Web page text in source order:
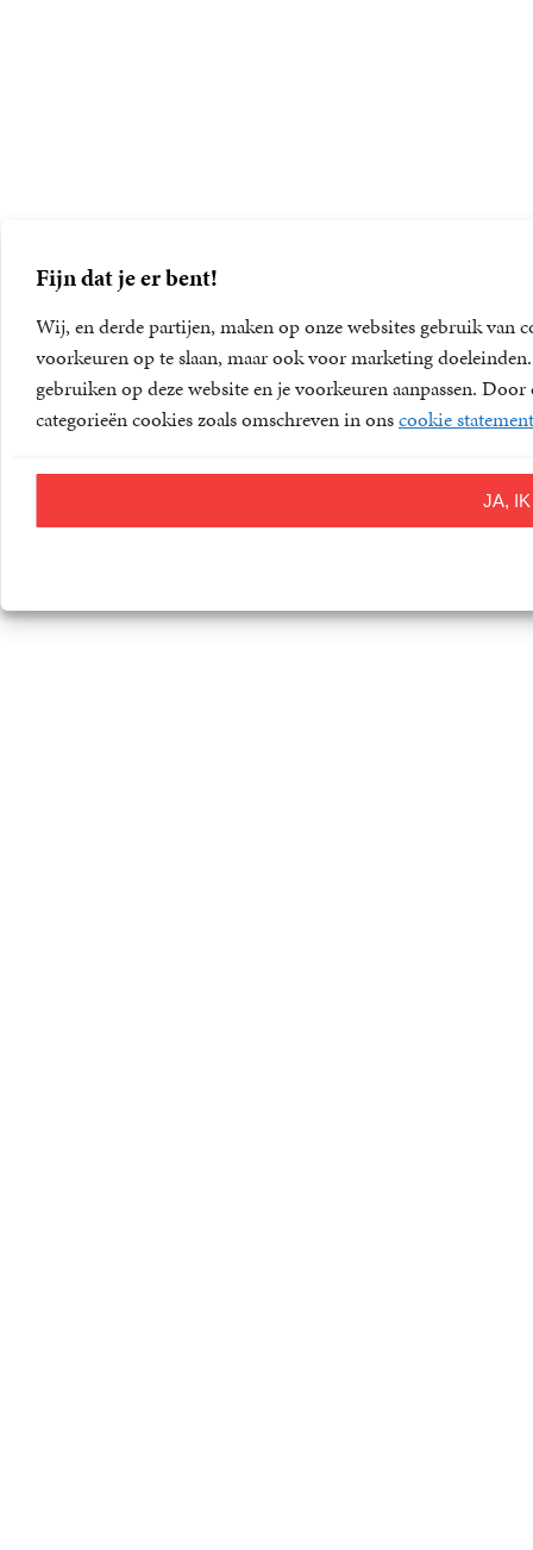
Fijn dat je er bent!
Wij, en derde partijen, maken op onze websites gebruik
voorkeuren op te slaan, maar ook voor marketing
gebruiken op deze website en je voorkeuren aanpassen.
categorieën cookies zoals omschreven in onscookie statement
JA,